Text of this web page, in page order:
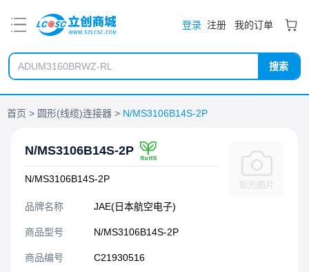
登录 注册 我的订单
搜索
首页 圆形(线缆)连接器 N/MS3106B14S-2P
N/MS3106B14S-2P
N/MS3106B14S-2P
品牌名称 JAE(日本航空电子)
商品型号 N/MS3106B14S-2P
商品编号 C21930516